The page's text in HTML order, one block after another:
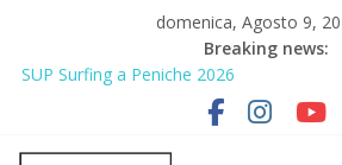
domenica, Agosto 9,
Breaking news:
SUP Surfing a Peniche 2026
AirSUP a Gallico: prima storica gara per
Gallico Paddle Fest 2026: sul lungomare
del SUP